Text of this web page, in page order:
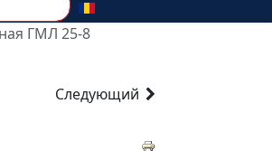
ГМЛ 25-8
Следующий